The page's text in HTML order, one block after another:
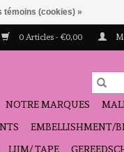
0 Articles - €0,00
NOTRE MARQUES
EMBELLISHMENT/
LIJM/ TAPE
témoins (cookies) »